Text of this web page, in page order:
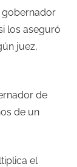
gobernador
los aseguró
juez,
de
de un
el